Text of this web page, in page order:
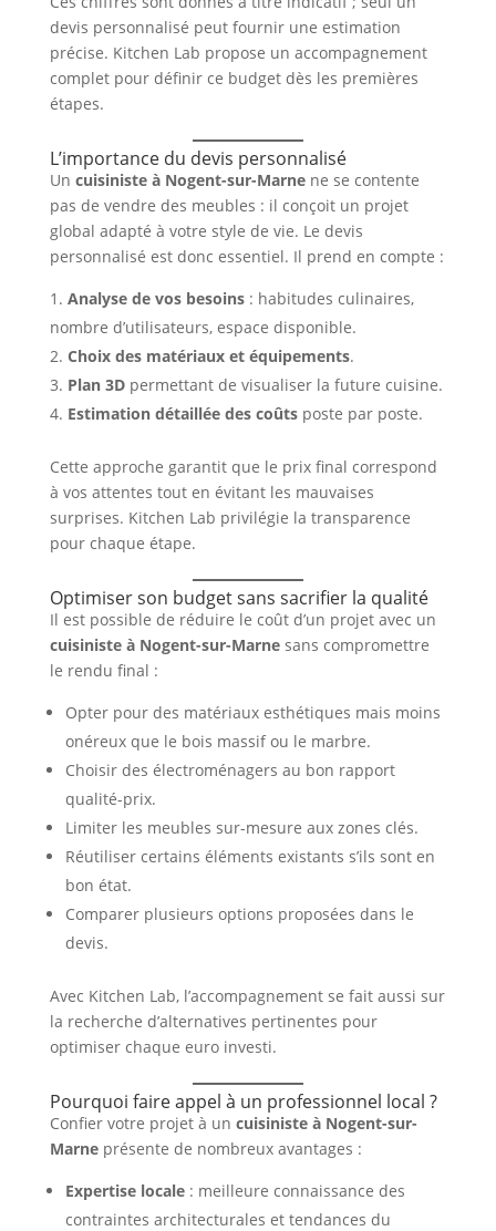
devis personnalisé peut fournir une estimation
précise. Kitchen Lab propose un accompagnement
complet pour définir ce budget dès les premières
étapes.
L’importance du devis personnalisé
Un cuisiniste à Nogent-sur-Marnene se contente
pas de vendre des meubles : il conçoit un projet
global adapté à votre style de vie. Le devis
personnalisé est donc essentiel. Il prend en compte :
Analyse de vos besoins: habitudes culinaires,
nombre d’utilisateurs, espace disponible.
Choix des matériaux et équipements.
Plan 3Dpermettant de visualiser la future cuisine.
Estimation détaillée des coûtsposte par poste.
Cette approche garantit que le prix final correspond
à vos attentes tout en évitant les mauvaises
surprises. Kitchen Lab privilégie la transparence
pour chaque étape.
Optimiser son budget sans sacrifier la qualité
Il est possible de réduire le coût d’un projet avec un
cuisiniste à Nogent-sur-Marnesans compromettre
le rendu final :
Opter pour des matériaux esthétiques mais moins
onéreux que le bois massif ou le marbre.
Choisir des électroménagers au bon rapport
qualité-prix.
Limiter les meubles sur-mesure aux zones clés.
Réutiliser certains éléments existants s’ils sont en
bon état.
Comparer plusieurs options proposées dans le
devis.
Avec Kitchen Lab, l’accompagnement se fait aussi sur
la recherche d’alternatives pertinentes pour
optimiser chaque euro investi.
Pourquoi faire appel à un professionnel local ?
Confier votre projet à un cuisiniste à Nogent-sur-
Marneprésente de nombreux avantages :
Expertise locale: meilleure connaissance des
contraintes architecturales et tendances du